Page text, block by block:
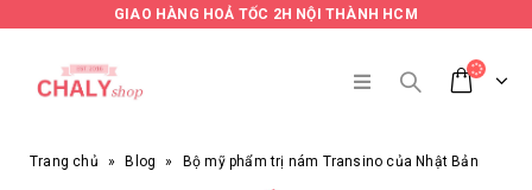
GIAO HÀNG HOẢ TỐC 2H NỘI THÀNH HCM
Trang chủ » Blog » Bộ mỹ phẩm trị nám Transino của Nhật Bản